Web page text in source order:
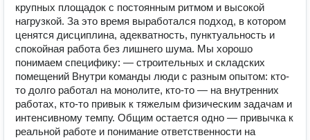
крупных площадок с постоянным ритмом и высокой
нагрузкой. За это время выработался подход, в котором
ценятся дисциплина, адекватность, пунктуальность и
спокойная работа без лишнего шума. Мы хорошо
понимаем специфику: — строительных и складских
помещений Внутри команды люди с разным опытом: кто-
то долго работал на монолите, кто-то — на внутренних
работах, кто-то привык к тяжелым физическим задачам и
интенсивному темпу. Общим остается одно — привычка к
реальной работе и понимание ответственности на